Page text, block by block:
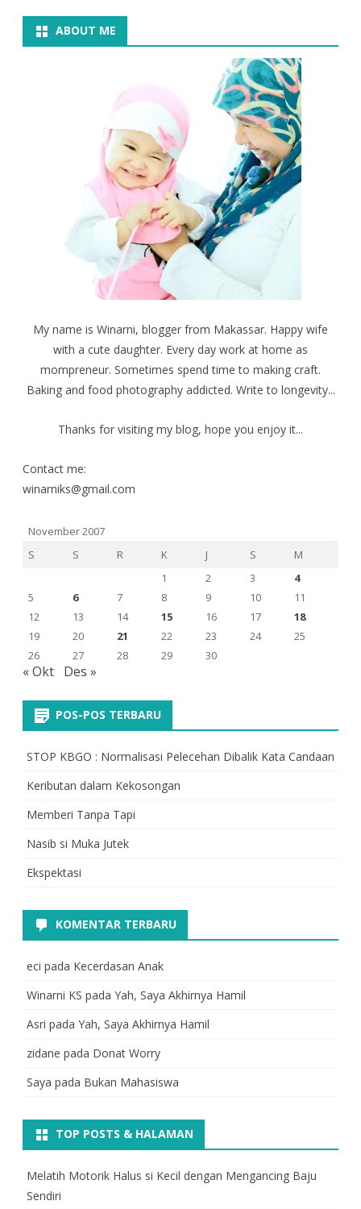
ABOUT ME
My name is Winarni, blogger from Makassar. Happy wife
with a cute daughter. Every day work at home as
mompreneur. Sometimes spend time to making craft.
Baking and food photography addicted. Write to longevity...
Thanks for visiting my blog, hope you enjoy it...
Contact me:
winarniks@gmail.com
November 2007
S
S R K J S
M
1
2 3
4
5
6 7 8 9 10
11
12
13 14 15 16 17
18
19
20 21 22 23 24
25
26
27 28 29 30
« Okt Des »
POS-POS TERBARU
STOP KBGO : Normalisasi Pelecehan Dibalik Kata Candaan
Keributan dalam Kekosongan
Memberi Tanpa Tapi
Nasib si Muka Jutek
Ekspektasi
KOMENTAR TERBARU
eci pada Kecerdasan Anak
Winarni KS pada Yah, Saya Akhirnya Hamil
Asri pada Yah, Saya Akhirnya Hamil
zidane pada Donat Worry
Saya pada Bukan Mahasiswa
TOP POSTS & HALAMAN
Melatih Motorik Halus si Kecil dengan Mengancing Baju
Sendiri